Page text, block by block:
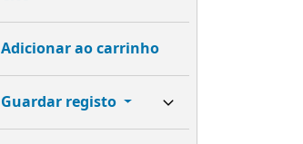
Adicionar ao carrinho
Guardar registo